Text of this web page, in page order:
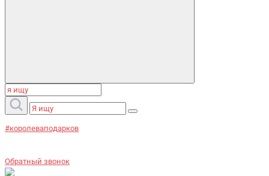
#королеваподарков
Обратный звонок